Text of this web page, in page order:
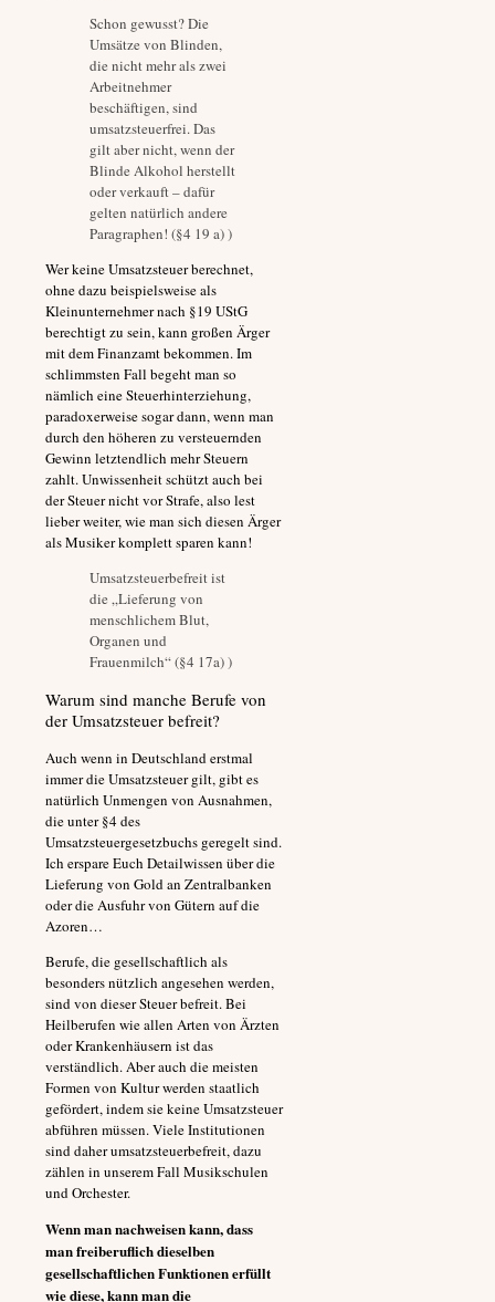
Schon gewusst? Die
Umsätze von Blinden,
die nicht mehr als zwei
Arbeitnehmer
beschäftigen, sind
umsatzsteuerfrei. Das
gilt aber nicht, wenn der
Blinde Alkohol herstellt
oder verkauft – dafür
gelten natürlich andere
Paragraphen! (§4 19 a) )
Wer keine Umsatzsteuer berechnet,
ohne dazu beispielsweise als
Kleinunternehmer nach §19 UStG
berechtigt zu sein, kann großen Ärger
mit dem Finanzamt bekommen. Im
schlimmsten Fall begeht man so
nämlich eine Steuerhinterziehung,
paradoxerweise sogar dann, wenn man
durch den höheren zu versteuernden
Gewinn letztendlich mehr Steuern
zahlt. Unwissenheit schützt auch bei
der Steuer nicht vor Strafe, also lest
lieber weiter, wie man sich diesen Ärger
als Musiker komplett sparen kann!
Umsatzsteuerbefreit ist
die „Lieferung von
menschlichem Blut,
Organen und
Frauenmilch“ (§4 17a) )
Warum sind manche Berufe von
der Umsatzsteuer befreit?
Auch wenn in Deutschland erstmal
immer die Umsatzsteuer gilt, gibt es
natürlich Unmengen von Ausnahmen,
die unter §4 des
Umsatzsteuergesetzbuchs geregelt sind.
Ich erspare Euch Detailwissen über die
Lieferung von Gold an Zentralbanken
oder die Ausfuhr von Gütern auf die
Azoren…
Berufe, die gesellschaftlich als
besonders nützlich angesehen werden,
sind von dieser Steuer befreit. Bei
Heilberufen wie allen Arten von Ärzten
oder Krankenhäusern ist das
verständlich. Aber auch die meisten
Formen von Kultur werden staatlich
gefördert, indem sie keine Umsatzsteuer
abführen müssen. Viele Institutionen
sind daher umsatzsteuerbefreit, dazu
zählen in unserem Fall Musikschulen
und Orchester.
Wenn man nachweisen kann, dass
man freiberuflich dieselben
gesellschaftlichen Funktionen erfüllt
wie diese, kann man die